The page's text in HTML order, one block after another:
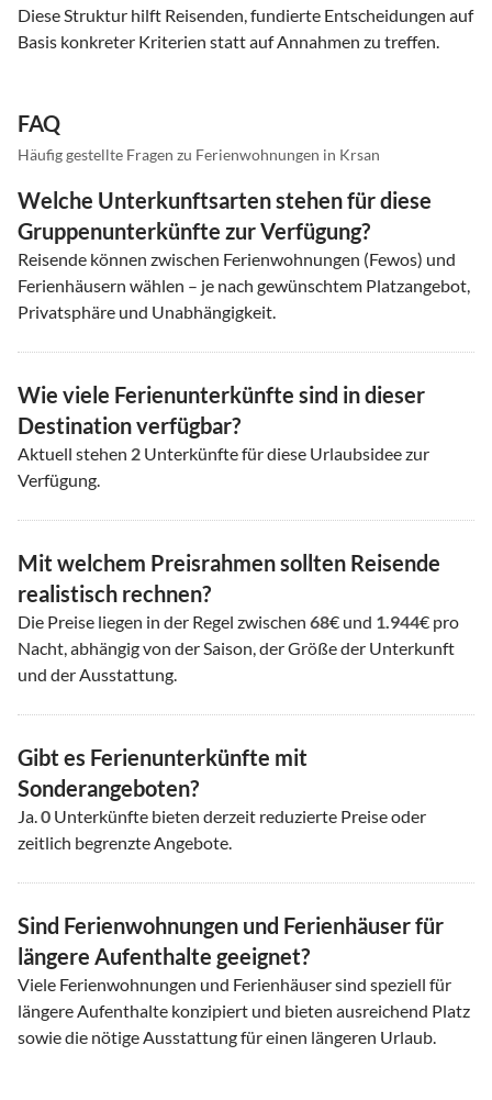
Diese Struktur hilft Reisenden, fundierte Entscheidungen auf
Basis konkreter Kriterien statt auf Annahmen zu treffen.
FAQ
Häufig gestellte Fragen zu Ferienwohnungen in Krsan
Welche Unterkunftsarten stehen für diese
Gruppenunterkünfte zur Verfügung?
Reisende können zwischen Ferienwohnungen (Fewos) und
Ferienhäusern wählen – je nach gewünschtem Platzangebot,
Privatsphäre und Unabhängigkeit.
Wie viele Ferienunterkünfte sind in dieser
Destination verfügbar?
Aktuell stehen 2 Unterkünfte für diese Urlaubsidee zur
Verfügung.
Mit welchem Preisrahmen sollten Reisende
realistisch rechnen?
Die Preise liegen in der Regel zwischen 68€ und 1.944€ pro
Nacht, abhängig von der Saison, der Größe der Unterkunft
und der Ausstattung.
Gibt es Ferienunterkünfte mit
Sonderangeboten?
Ja.0 Unterkünfte bieten derzeit reduzierte Preise oder
zeitlich begrenzte Angebote.
Sind Ferienwohnungen und Ferienhäuser für
längere Aufenthalte geeignet?
Viele Ferienwohnungen und Ferienhäuser sind speziell für
längere Aufenthalte konzipiert und bieten ausreichend Platz
sowie die nötige Ausstattung für einen längeren Urlaub.